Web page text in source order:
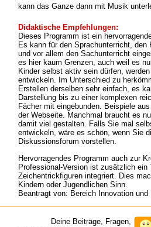
kann das Ganze dann mit Musik
Didaktische Empfehlungen:
Dieses Programm ist ein
Es kann für den Sprachunterricht,
und vor allem den Sachunterricht
es hier kaum Grenzen, auch weil es
Kinder selbst aktiv sein dürfen,
entwickeln. Im Unterschied zu
Erstellen derselben sehr einfach, es
Darstellung bis zu einer komplexen
Fächer mit eingebunden. Beispiele
der Webseite. Manchmal braucht es
damit viel gestalten. Falls Sie mal
entwickeln, wäre es schön, wenn Sie
Diskussionsforum vorstellen.
Hervorragendes Programm auch zur
Professional-Version ist zusätzlich
Zeichentrickfiguren integriert. Dies
Kindern oder Jugendlichen Sinn.
Beantragt von: Bereich Innovation und
Deine Beiträge, Fragen,